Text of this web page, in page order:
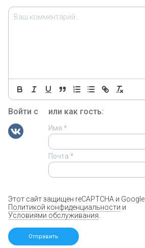
Войти с или как гость:
Имя *
Почта *
Этот сайт защищен reCAPTCHA и Google
Политикой конфиденциальности и
Условиями обслуживания.